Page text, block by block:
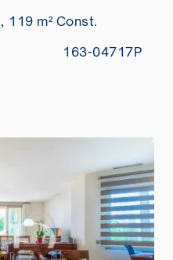
119 m² Const.
163-04717P